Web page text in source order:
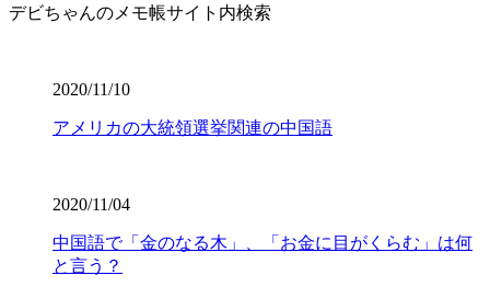
デビちゃんのメモ帳サイト内検索
2020/11/10
アメリカの大統領選挙関連の中国語
2020/11/04
中国語で「金のなる木」、「お金に目がくらむ」は何
と言う？